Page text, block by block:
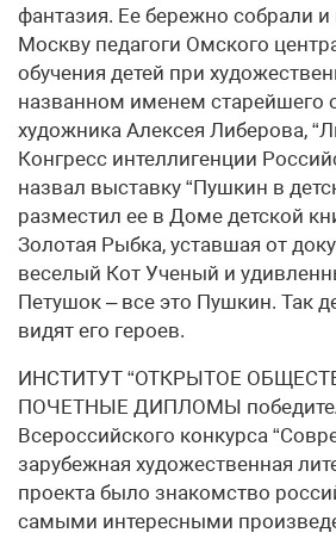
фантазия. Ее бережно собрали
Москву педагоги Омского
обучения детей при
названном именем старейшего
художника Алексея Либерова,
Конгресс интеллигенции
назвал выставку “Пушкин в
разместил ее в Доме детской
Золотая Рыбка, уставшая от
веселый Кот Ученый и
Петушок – все это Пушкин. Так
видят его героев.
ИНСТИТУТ “ОТКРЫТОЕ
ПОЧЕТНЫЕ ДИПЛОМЫ
Всероссийского конкурса
зарубежная художественная
проекта было знакомство
самыми интересными